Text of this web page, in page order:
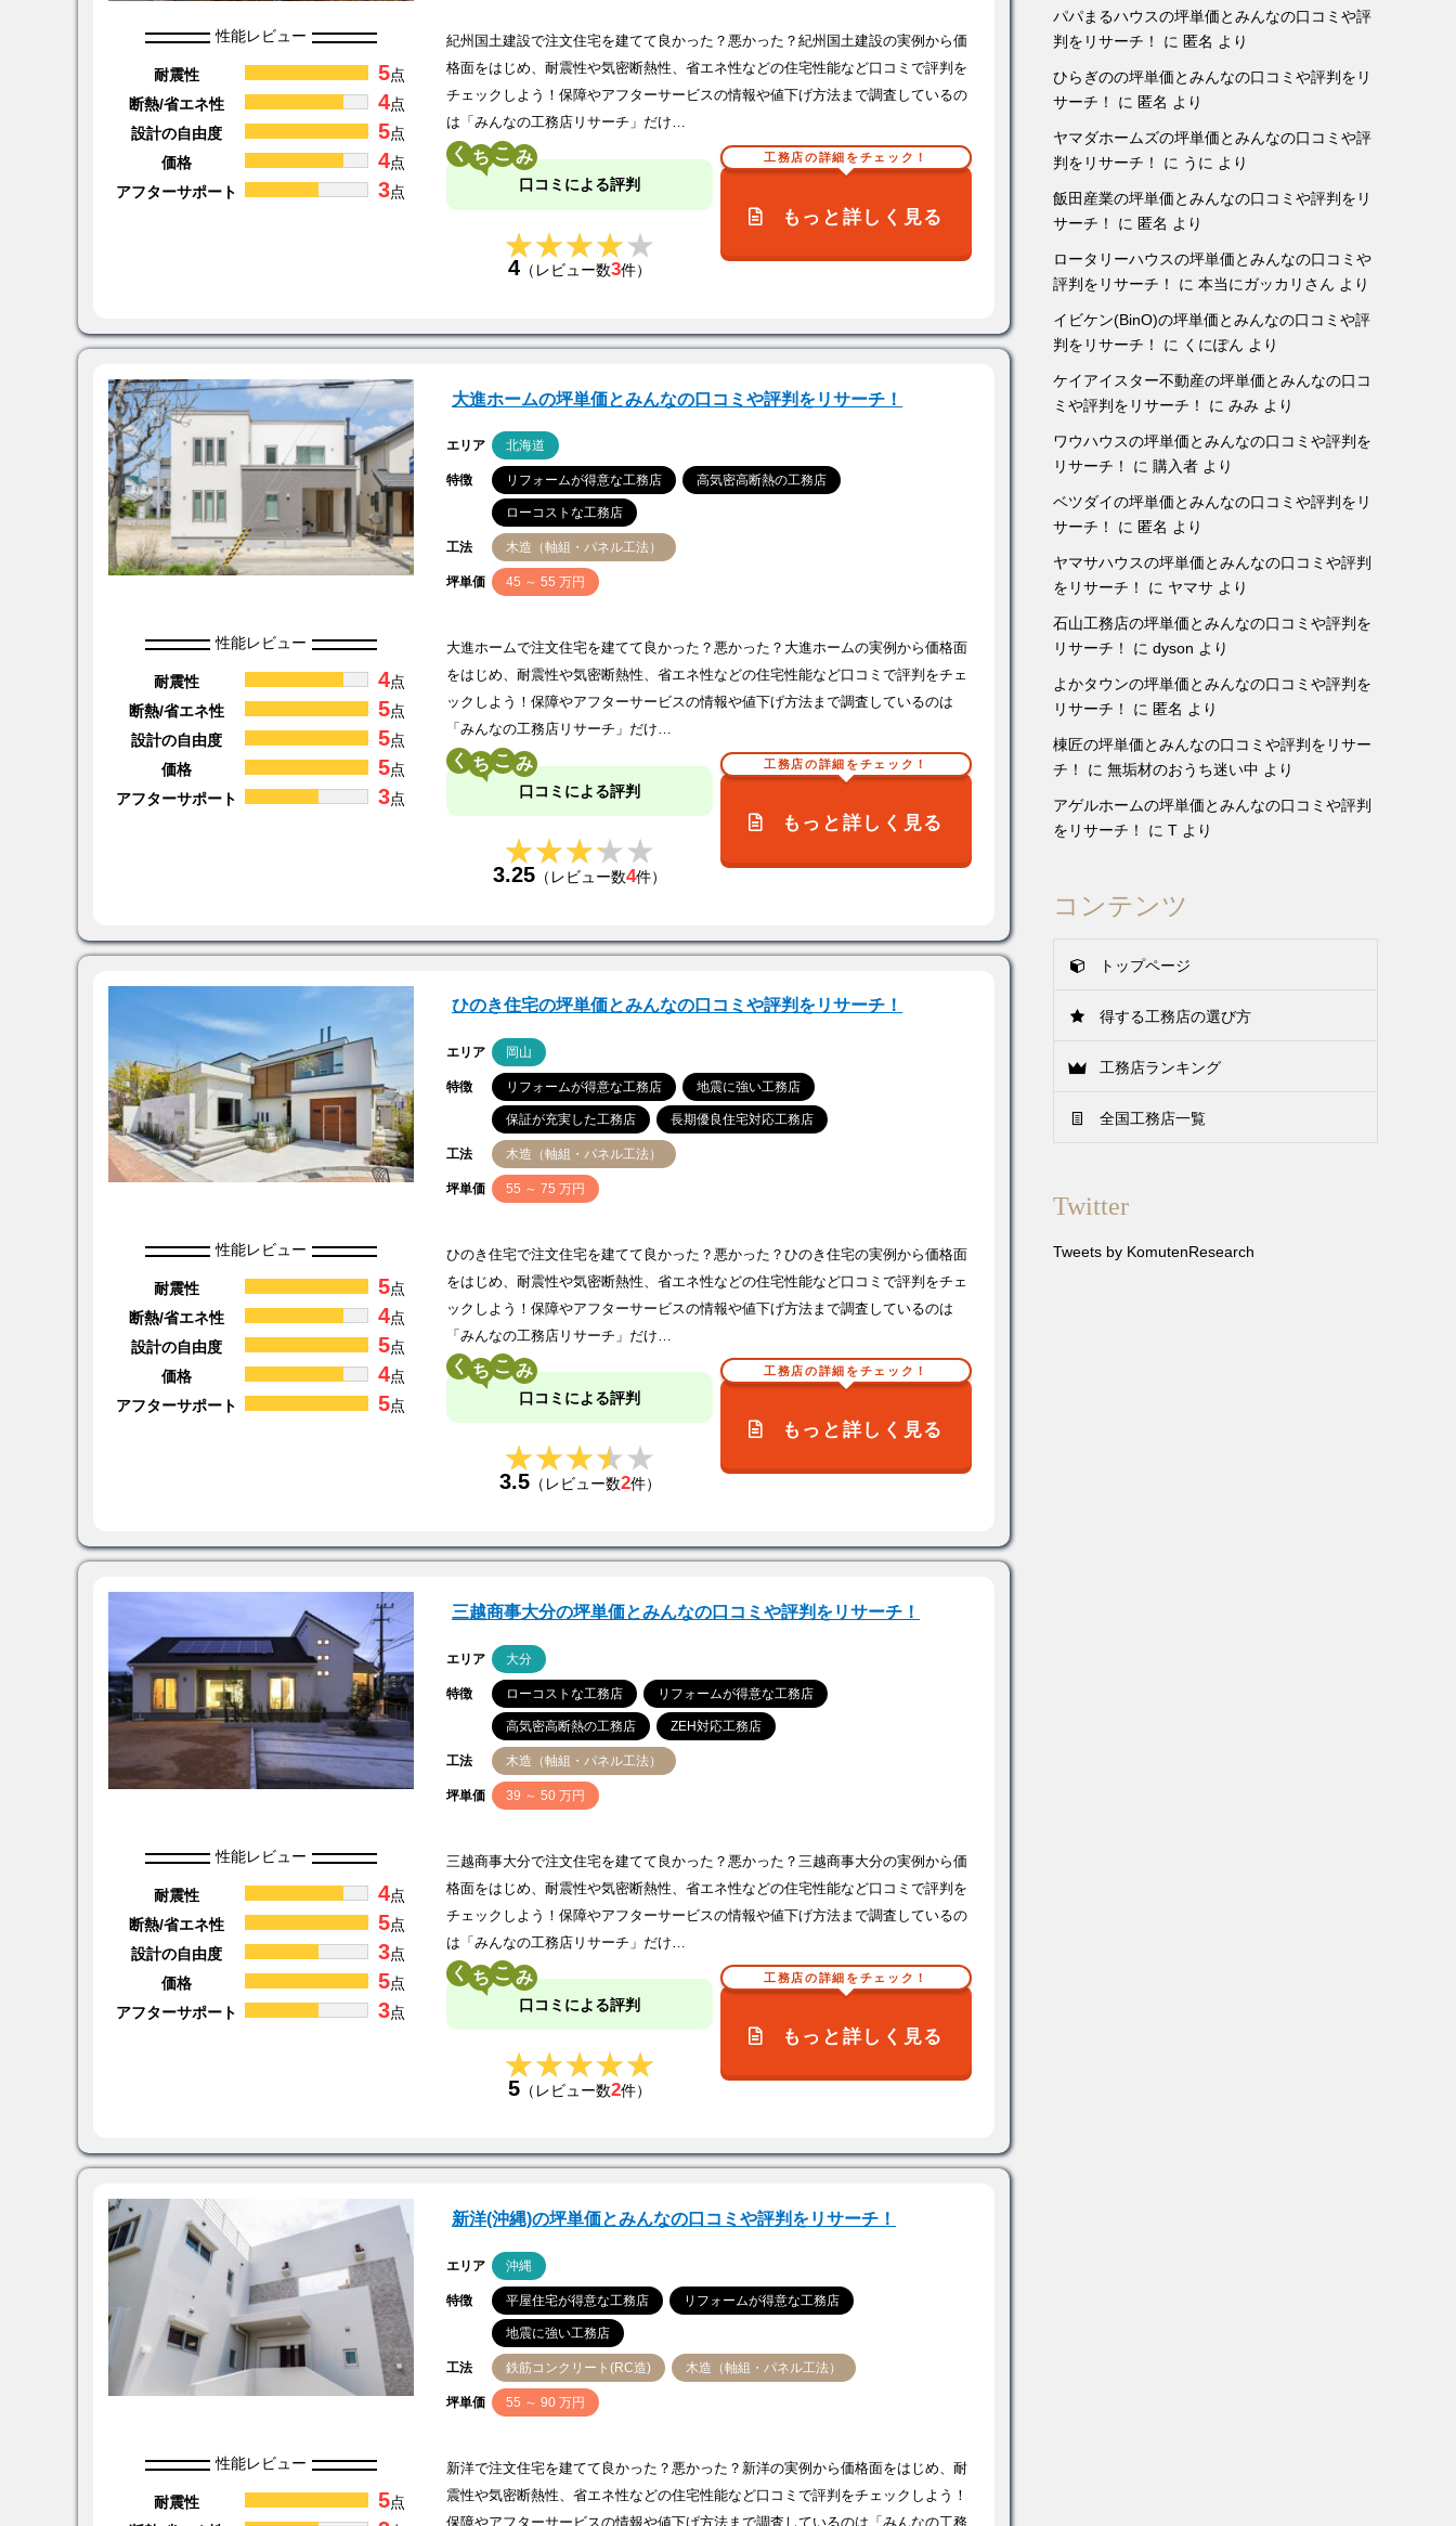
性能レビュー
耐震性 5点
断熱/省エネ性
4点
設計の自由度
5点
価格
4点
アフターサポート
3点
紀州国土建設で注文住宅を建てて良かった？悪かった？紀州国土建設の実例から価
格面をはじめ、耐震性や気密断熱性、省エネ性などの住宅性能など口コミで評判を
チェックしよう！保障やアフターサービスの情報や値下げ方法まで調査しているの
は「みんなの工務店リサーチ」だけ…
く こ
口コミによる評判
★★★★★
★★★★★
4 （レビュー数3件）
工務店の詳細をチェック！
もっと詳しく見る
大進ホームの坪単価とみんなの口コミや評判をリサーチ！
エリア 北海道
特徴 リフォームが得意な工務店 高気密高断熱の工務店
ローコストな工務店
工法 木造（軸組・パネル工法）
坪単価 45 ～ 55 万円
性能レビュー
耐震性 4点
断熱/省エネ性
5点
設計の自由度
5点
価格
5点
アフターサポート
3点
大進ホームで注文住宅を建てて良かった？悪かった？大進ホームの実例から価格面
をはじめ、耐震性や気密断熱性、省エネ性などの住宅性能など口コミで評判をチェ
ックしよう！保障やアフターサービスの情報や値下げ方法まで調査しているのは
「みんなの工務店リサーチ」だけ…
く こ
口コミによる評判
★★★★★
★★★★★
3.25 （レビュー数4件）
工務店の詳細をチェック！
もっと詳しく見る
ひのき住宅の坪単価とみんなの口コミや評判をリサーチ！
エリア 岡山
特徴 リフォームが得意な工務店 地震に強い工務店
保証が充実した工務店 長期優良住宅対応工務店
工法 木造（軸組・パネル工法）
坪単価 55 ～ 75 万円
性能レビュー
耐震性 5点
断熱/省エネ性
4点
設計の自由度
5点
価格
4点
アフターサポート
5点
ひのき住宅で注文住宅を建てて良かった？悪かった？ひのき住宅の実例から価格面
をはじめ、耐震性や気密断熱性、省エネ性などの住宅性能など口コミで評判をチェ
ックしよう！保障やアフターサービスの情報や値下げ方法まで調査しているのは
「みんなの工務店リサーチ」だけ…
く こ
口コミによる評判
★★★★★
★★★★★
3.5（レビュー数2件）
工務店の詳細をチェック！
もっと詳しく見る
三越商事大分の坪単価とみんなの口コミや評判をリサーチ！
エリア 大分
特徴 ローコストな工務店 リフォームが得意な工務店
高気密高断熱の工務店 ZEH対応工務店
工法 木造（軸組・パネル工法）
坪単価 39 ～ 50 万円
性能レビュー
耐震性 4点
断熱/省エネ性
5点
設計の自由度
3点
価格
5点
アフターサポート
3点
三越商事大分で注文住宅を建てて良かった？悪かった？三越商事大分の実例から価
格面をはじめ、耐震性や気密断熱性、省エネ性などの住宅性能など口コミで評判を
チェックしよう！保障やアフターサービスの情報や値下げ方法まで調査しているの
は「みんなの工務店リサーチ」だけ…
く こ
口コミによる評判
★★★★★
★★★★★
5 （レビュー数2件）
工務店の詳細をチェック！
もっと詳しく見る
新洋(沖縄)の坪単価とみんなの口コミや評判をリサーチ！
エリア 沖縄
特徴 平屋住宅が得意な工務店 リフォームが得意な工務店
地震に強い工務店
工法 鉄筋コンクリート(RC造) 木造（軸組・パネル工法）
坪単価 55 ～ 90 万円
性能レビュー
耐震性 5点
新洋で注文住宅を建てて良かった？悪かった？新洋の実例から価格面をはじめ、耐
震性や気密断熱性、省エネ性などの住宅性能など口コミで評判をチェックしよう！
保障やアフターサービスの情報や値下げ方法まで調査しているのは「みんなの工務
パパまるハウスの坪単価とみんなの口コミや評
判をリサーチ！
に 匿名 より
ひらぎのの坪単価とみんなの口コミや評判をリ
サーチ！
に 匿名 より
ヤマダホームズの坪単価とみんなの口コミや評
判をリサーチ！
に うに より
飯田産業の坪単価とみんなの口コミや評判をリ
サーチ！
に 匿名 より
ロータリーハウスの坪単価とみんなの口コミや
評判をリサーチ！
に 本当にガッカリさん より
イビケン(BinO)の坪単価とみんなの口コミや評
判をリサーチ！
に くにぽん より
ケイアイスター不動産の坪単価とみんなの口コ
ミや評判をリサーチ！
に みみ より
ワウハウスの坪単価とみんなの口コミや評判を
リサーチ！
に 購入者 より
ベツダイの坪単価とみんなの口コミや評判をリ
サーチ！
に 匿名 より
ヤマサハウスの坪単価とみんなの口コミや評判
をリサーチ！
に ヤマサ より
石山工務店の坪単価とみんなの口コミや評判を
リサーチ！
に dyson より
よかタウンの坪単価とみんなの口コミや評判を
リサーチ！
に 匿名 より
棟匠の坪単価とみんなの口コミや評判をリサー
チ！
に 無垢材のおうち迷い中 より
アゲルホームの坪単価とみんなの口コミや評判
をリサーチ！
に T より
コンテンツ
トップページ
得する工務店の選び方
工務店ランキング
全国工務店一覧
Twitter
Tweets by KomutenResearch